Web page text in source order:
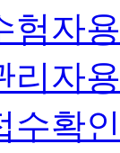
험자용
리자용
수확